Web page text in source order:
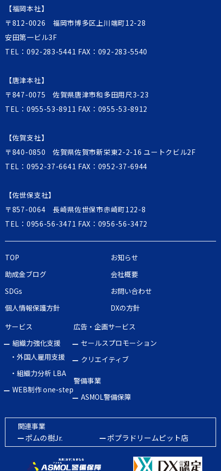
【福岡本社】
〒812-0026 福岡市博多区上川端町12-28
安田第一ビル3F
TEL： 092-283-5441 FAX：092-283-5540
【唐津本社】
〒847-0075 佐賀県唐津市和多田用尺3-23
TEL： 0955-53-8911 FAX：0955-53-8912
【佐賀支社】
〒840-0850 佐賀県佐賀市新栄東2-2-16 ユートクビル2F
TEL： 0952-37-6641 FAX：0952-37-6944
【佐世保支社】
〒857-0064 長崎県佐世保市赤崎町122-8
TEL： 0956-56-3471 FAX：0956-56-3472
TOP
お知らせ
助成金ブログ
会社概要
SDGs
お問い合わせ
個人情報保護方針
DXの方針
サービス
組織力強化支援
・外国人雇用支援
・組織力分析 LBA
WEB制作 one-step
広告・企画サービス
セールスプロモーション
クリエイティブ
警備事業
ASMOL警備保障
関連事業
ポムの樹Jr. ポプラドリームピット店